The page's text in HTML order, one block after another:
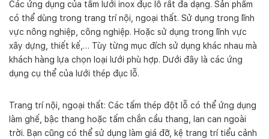
Các ứng dụng của tấm lưới inox đục lỗ rất đa dạng. Sản phẩm
có thể dùng trong trang trí nội, ngoại thất. Sử dụng trong lĩnh
vực nông nghiệp, công nghiệp. Hoặc sử dụng trong lĩnh vực
xây dựng, thiết kế,… Tùy từng mục đích sử dụng khác nhau mà
khách hàng lựa chọn loại lưới phù hợp. Dưới đây là các ứng
dụng cụ thể của lưới thép đục lỗ.
Trang trí nội, ngoại thất: Các tấm thép đột lỗ có thể ứng dụng
làm ghế, bậc thang hoặc tấm chắn cầu thang, lan can ngoài
trời. Bạn cũng có thể sử dụng làm giá đỡ, kệ trang trí tiểu cảnh